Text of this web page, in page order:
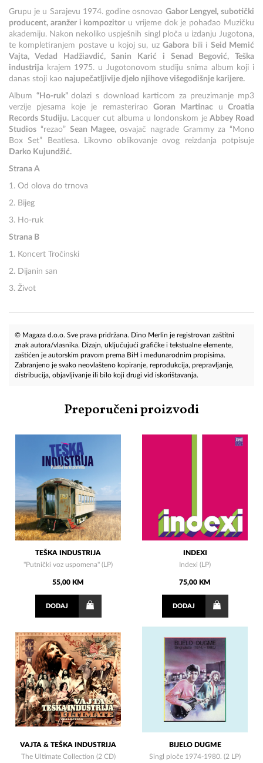
Grupu je u Sarajevu 1974. godine osnovao Gabor Lengyel, subotički
producent, aranžer i kompozitor u vrijeme dok je pohađao Muzičku
akademiju. Nakon nekoliko uspješnih singl ploča u izdanju Jugotona,
te kompletiranjem postave u kojoj su, uzGabora bili i Seid Memić
Vajta, Vedad Hadžiavdić, Sanin Karić i Senad Begović, Teška
industrija krajem 1975. u Jugotonovom studiju snima album koji i
danas stoji kao najupečatljivije djelo njihove višegodišnje karijere.
Album “Ho-ruk”dolazi s download karticom za preuzimanje mp3
verzije pjesama koje je remasterirao Goran Martinac u Croatia
Records Studiju.Lacquer cut albuma u londonskom jeAbbey Road
Studios “rezao” Sean Magee, osvajač nagrade Grammy za “Mono
Box Set” Beatlesa. Likovno oblikovanje ovog reizdanja potpisuje
Darko Kujundžić.
Strana A
1. Od olova do trnova
2. Bijeg
3. Ho-ruk
Strana B
1. Koncert Tročinski
2. Dijanin san
3. Život
© Magaza d.o.o. Sve prava pridržana. Dino Merlin je registrovan zaštitni
znak autora/vlasnika. Dizajn, uključujući grafičke i tekstualne elemente,
zaštićen je autorskim pravom prema BiH i međunarodnim propisima.
Zabranjeno je svako neovlašteno kopiranje, reprodukcija, prepravljanje,
distribucija, objavljivanje ili bilo koji drugi vid iskorištavanja.
Preporučeni proizvodi
TEŠKA INDUSTRIJA
"Putnički voz uspomena" (LP)
55,00 KM
DODAJ
INDEXI
Indexi (LP)
75,00 KM
DODAJ
VAJTA & TEŠKA INDUSTRIJA
The Ultimate Collection (2 CD)
BIJELO DUGME
Singl ploče 1974-1980. (2 LP)